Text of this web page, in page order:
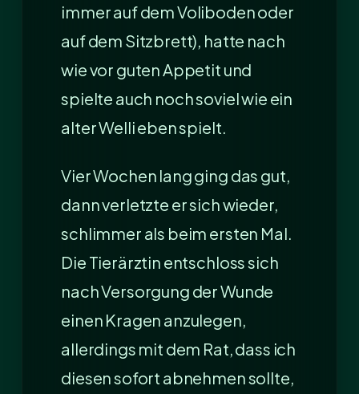
immer auf dem Voliboden oder
auf dem Sitzbrett), hatte nach
wie vor guten Appetit und
spielte auch noch soviel wie ein
alter Welli eben spielt.
Vier Wochen lang ging das gut,
dann verletzte er sich wieder,
schlimmer als beim ersten Mal.
Die Tierärztin entschloss sich
nach Versorgung der Wunde
einen Kragen anzulegen,
allerdings mit dem Rat, dass ich
diesen sofort abnehmen sollte,